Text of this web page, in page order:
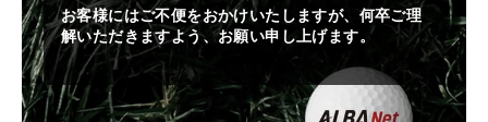
お客様にはご不便をおかけいたしますが、何卒ご理
解いただきますよう、お願い申し上げます。